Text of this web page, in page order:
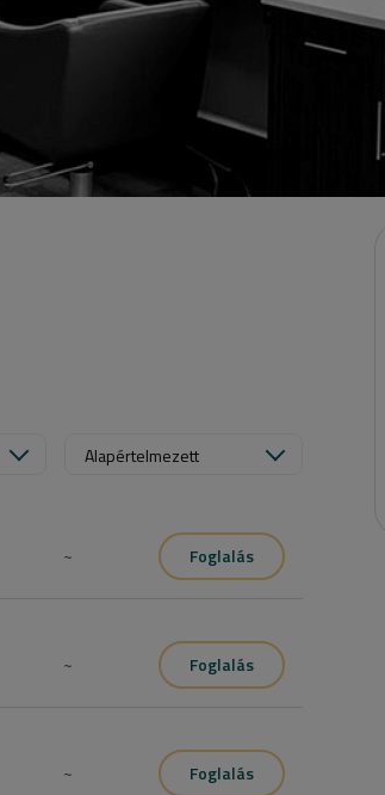
Alapértelmezett
~ Foglalás
~ Foglalás
~ Foglalás